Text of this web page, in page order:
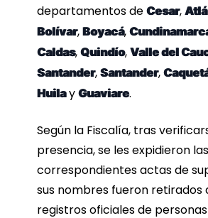
departamentos de Cesar,
Bolívar, Boyacá,
Caldas, Quindío, Valle del
Santander, Santander,
Huilay Guaviare.
Según la Fiscalía, tras
presencia, se les expidieron las
correspondientes actas de
sus nombres fueron retirados
registros oficiales de personas